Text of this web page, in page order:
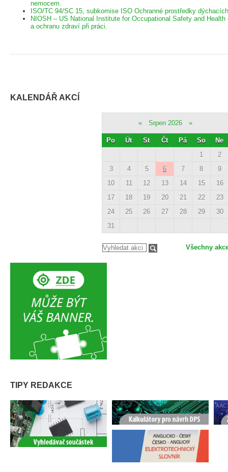
nemocem.
ISO/TC 94/SC 15, subkomise ISO Ochranné prostředky
NIOSH – US National Institute for Occupational Safety and
a ochranu zdraví při práci.
KALENDÁŘ AKCÍ
« Srpen 2026 »
Po Út St Čt Pá So
Ne
1
2
3
4 5 6 7 8
9
10
11 12 13 14 15
16
17
18 19 20 21 22
23
24
25 26 27 28 29
30
31
Všechny
TIPY REDAKCE